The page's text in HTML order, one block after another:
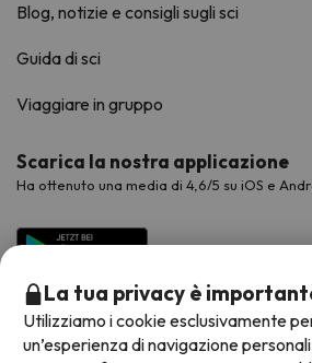
Blog, notizie e consigli sugli sci
Guida di sci
Viaggiare in gruppo
Scarica la nostra applicazione
Ha ottenuto una media di 4,6/5 su iOS e
La tua privacy è
Utilizziamo i cookie esclusivamente
un’esperienza di navigazione